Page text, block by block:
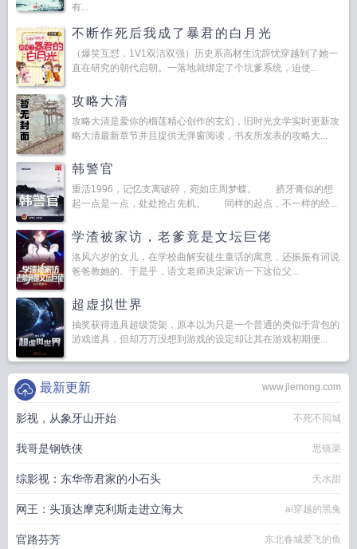
有...
不断作死后我成了暴君的白月光
（爆笑互怼，1V1双洁双强）历史系高材生沈辞忧穿越到了她一
直在研究的朝代启朝。一落地就绑定了个坑爹系统，迫使...
攻略大清
攻略大清是爱你的榴莲精心创作的玄幻，旧时光文学实时更新攻
略大清最新章节并且提供无弹窗阅读，书友所发表的攻略大...
韩警官
重活1996，记忆支离破碎，宛如庄周梦蝶。 挤牙膏似的想
起一点是一点，处处抢占先机。 同样的起点，不一样的经...
学渣被家访，老爹竟是文坛巨佬
洛风六岁的女儿，在学校曲解安徒生童话的寓意，还振振有词说
爸爸教她的。于是乎，语文老师决定家访一下这位父...
超虚拟世界
抽奖获得道具超级货架，原本以为只是一个普通的类似于背包的
游戏道具，但却万万没想到游戏的设定却让其在游戏初期便...
www.jiemong.com
最新更新
影视，从象牙山开始 不死不回城
我哥是钢铁侠 思镜渠
综影视：东华帝君家的小石头 天水甜
网王：头顶达摩克利斯走进立海大 ai穿越的黑兔
官路芬芳 东北春城爱飞的鱼